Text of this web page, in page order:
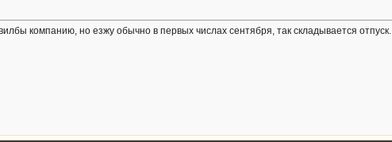
компанию, но езжу обычно в первых числах сентября, так складывается отпуск.